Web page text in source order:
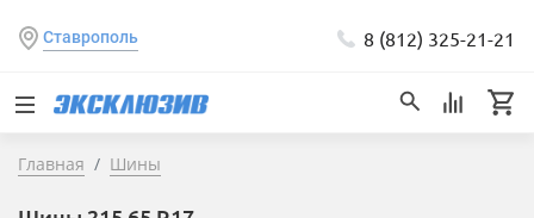
Ставрополь 8 (812) 325-21-21
Главная Шины